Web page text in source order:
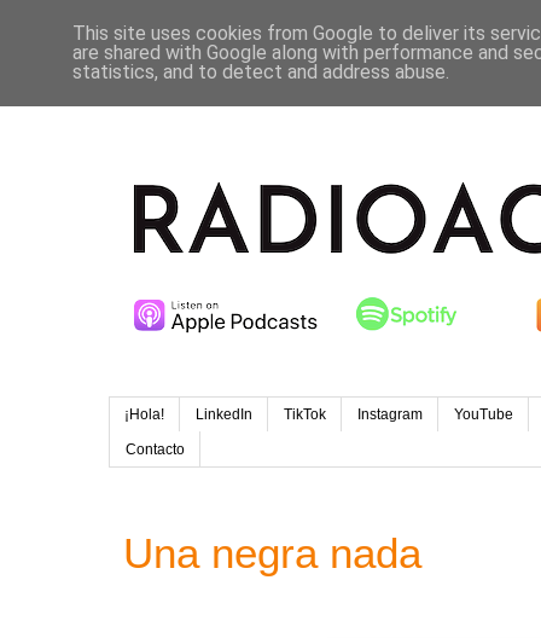
¡Hola! LinkedIn TikTok Instagram YouTube
Contacto
Una negra nada
This site uses cookies from Google to deliver its
are shared with Google along with performance and
statistics, and to detect and address abuse.